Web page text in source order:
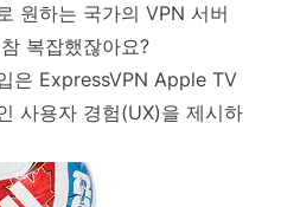
원하는 국가의 VPN 서버
복잡했잖아요?
은 ExpressVPN Apple TV
사용자 경험(UX)을 제시하